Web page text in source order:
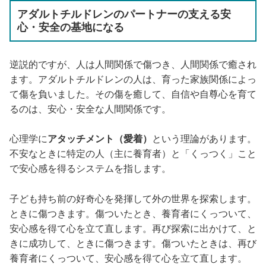
アダルトチルドレンのパートナーの支える安
心・安全の基地になる
逆説的ですが、人は人間関係で傷つき、人間関係で癒され
ます。アダルトチルドレンの人は、育った家族関係によっ
て傷を負いました。その傷を癒して、自信や自尊心を育て
るのは、安心・安全な人間関係です。
心理学にアタッチメント（愛着）
という理論があります。
不安なときに特定の人（主に養育者）と「くっつく」こと
で安心感を得るシステムを指します。
子ども持ち前の好奇心を発揮して外の世界を探索します。
ときに傷つきます。傷ついたとき、養育者にくっついて、
安心感を得て心を立て直します。再び探索に出かけて、と
きに成功して、ときに傷つきます。傷ついたときは、再び
養育者にくっついて、安心感を得て心を立て直します。